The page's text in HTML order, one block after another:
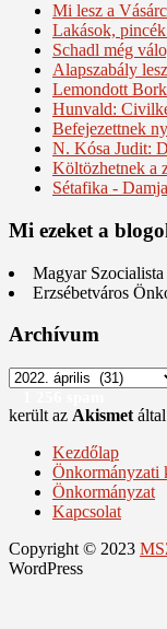
Mi lesz a
Lakások,
Schadl még
Alapszabály
Lemondott
Hunvald:
Befejezettnek
N. Kósa Judit:
Költözhetnek a
Sétafika -
Mi ezeket a
Magyar Szocialista
Erzsébetváros
Archívum
Archívum
került az Akismet
Kezdőlap
Önkormányzati
Önkormányzat
Kapcsolat
Copyright © 2023
WordPress